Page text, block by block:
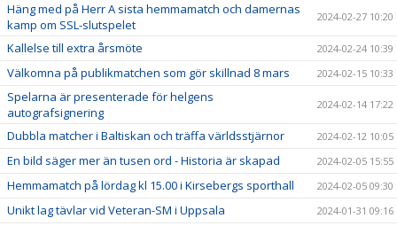
Häng med på Herr A sista hemmamatch och damernas
kamp om SSL-slutspelet
2024-02-27 10:20
Kallelse till extra årsmöte 2024-02-24 10:39
Välkomna på publikmatchen som gör skillnad 8 mars 2024-02-15 10:33
Spelarna är presenterade för helgens
autografsignering
2024-02-14 17:22
Dubbla matcher i Baltiskan och träffa världsstjärnor 2024-02-12 10:05
En bild säger mer än tusen ord - Historia är skapad 2024-02-05 15:55
Hemmamatch på lördag kl 15.00 i Kirsebergs sporthall 2024-02-05 09:30
Unikt lag tävlar vid Veteran-SM i Uppsala 2024-01-31 09:16